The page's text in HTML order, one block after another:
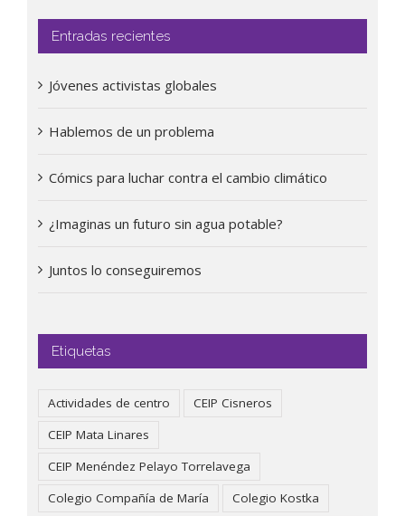
Entradas recientes
Jóvenes activistas globales
Hablemos de un problema
Cómics para luchar contra el cambio climático
¿Imaginas un futuro sin agua potable?
Juntos lo conseguiremos
Etiquetas
Actividades de centro
CEIP Cisneros
CEIP Mata Linares
CEIP Menéndez Pelayo Torrelavega
Colegio Compañía de María
Colegio Kostka